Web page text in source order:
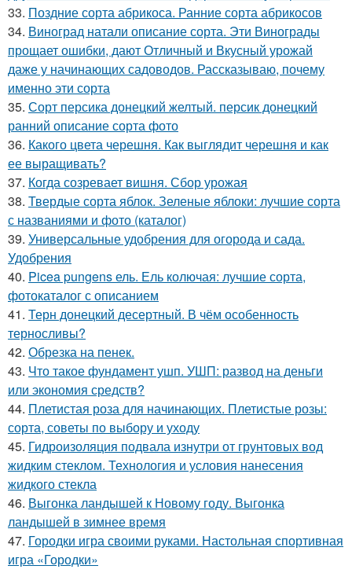
33. Поздние сорта абрикоса. Ранние сорта абрикосов
34. Виноград натали описание сорта. Эти Винограды
прощает ошибки, дают Отличный и Вкусный урожай
даже у начинающих садоводов. Рассказываю, почему
именно эти сорта
35. Сорт персика донецкий желтый. персик донецкий
ранний описание сорта фото
36. Какого цвета черешня. Как выглядит черешня и как
ее выращивать?
37. Когда созревает вишня. Сбор урожая
38. Твердые сорта яблок. Зеленые яблоки: лучшие сорта
с названиями и фото (каталог)
39. Универсальные удобрения для огорода и сада.
Удобрения
40. Picea pungens ель. Ель колючая: лучшие сорта,
фотокаталог с описанием
41. Терн донецкий десертный. В чём особенность
терносливы?
42. Обрезка на пенек.
43. Что такое фундамент ушп. УШП: развод на деньги
или экономия средств?
44. Плетистая роза для начинающих. Плетистые розы:
сорта, советы по выбору и уходу
45. Гидроизоляция подвала изнутри от грунтовых вод
жидким стеклом. Технология и условия нанесения
жидкого стекла
46. Выгонка ландышей к Новому году. Выгонка
ландышей в зимнее время
47. Городки игра своими руками. Настольная спортивная
игра «Городки»